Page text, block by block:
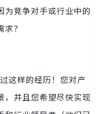
为竞争对手或行业中的
？
这样的经历！您对产
，并且您希望尽快实现